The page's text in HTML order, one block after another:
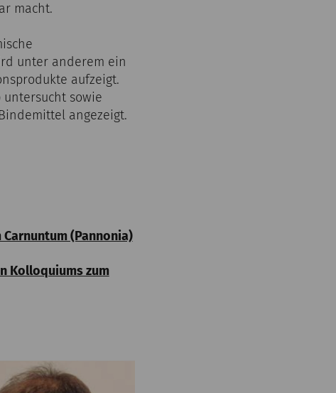
macht.
unter anderem ein
aufzeigt.
sowie
angezeigt.
(Pannonia)
Kolloquiums zum